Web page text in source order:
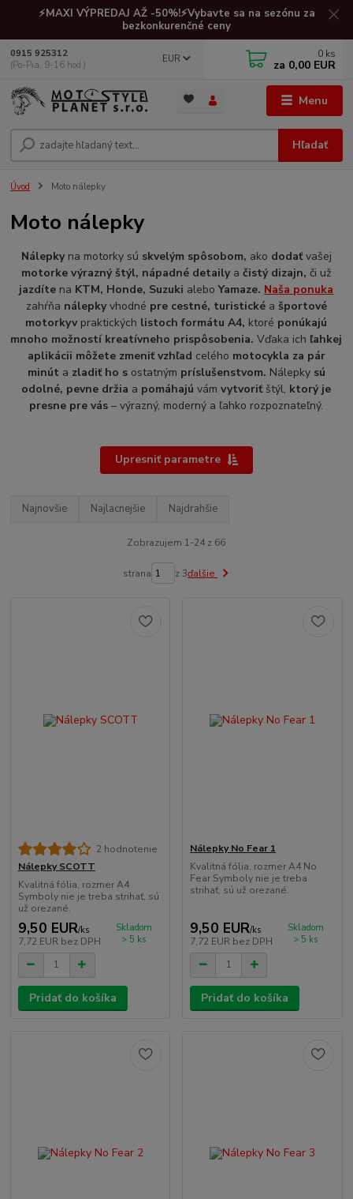
⚡MAXI VÝPREDAJ AŽ -50%!⚡Vybavte sa na sezónu za
bezkonkurenčné ceny
Menu
EUR
Hľadať
0915 925312
(Po-Pia, 9-16 hod.)
0 ks
za 0,00 EUR
Úvod Moto nálepky
Moto nálepky
Nálepkyna motorky sú skvelým spôsobom, ako dodaťvašej
motorke výrazný štýl, nápadné detailyačistý dizajn, či už
jazdíte na KTM, Honde, Suzuki aleboYamaze. Naša ponuka
zahŕňa nálepkyvhodné pre cestné, turistickéa športové
motorkyvpraktických listoch formátu A4, ktoré ponúkajú
mnoho možností kreatívneho prispôsobenia. Vďaka ich ľahkej
aplikácii môžete zmeniť vzhľad celého motocykla za pár
minút a zladiť ho s ostatným príslušenstvom. Nálepky sú
odolné, pevne držia a pomáhajú vámvytvoriťštýl, ktorý je
presne pre vás – výrazný, moderný a ľahko rozpoznateľný.
Upresniť parametre
Najnovšie Najlacnejšie Najdrahšie
Zobrazujem 1-24 z 66
strana z 3ďalšie
2 hodnotenie
Nálepky SCOTT
Kvalitná fólia, rozmer A4
Symboly nie je treba strihať, sú
už orezané.
9,50 EUR/ks
7,72 EUR bez DPH
Skladom
> 5 ks
Pridať do košíka
Nálepky No Fear 1
Kvalitná fólia, rozmer A4 No
Fear Symboly nie je treba
strihať, sú už orezané.
9,50 EUR/ks
7,72 EUR bez DPH
Skladom
> 5 ks
Pridať do košíka